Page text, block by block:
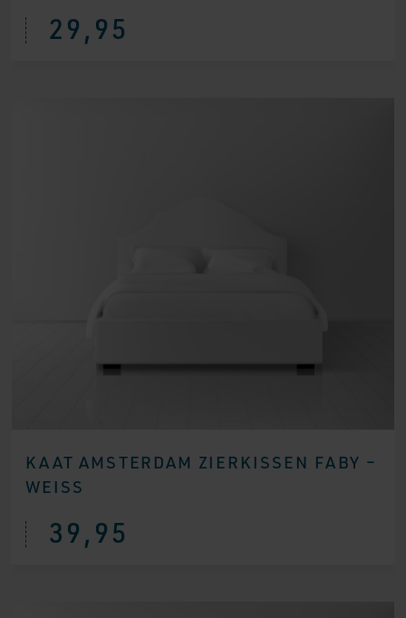
29,95
KAAT AMSTERDAM ZIERKISSEN FABY –
WEISS
39,95